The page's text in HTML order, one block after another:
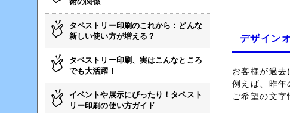
デザイン
お客様が過去
例えば、昨年
ご希望の文
タペストリー印刷のこれから：どんな
新しい使い方が増える？
タペストリー印刷、実はこんなところ
でも大活躍！
イベントや展示にぴったり！タペスト
リー印刷の使い方ガイド